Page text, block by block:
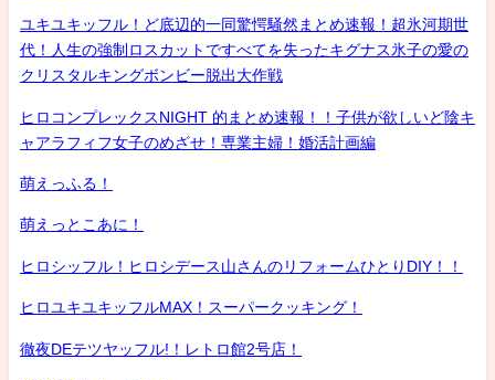
ユキユキッフル！ど底辺的一同驚愕騒然まとめ速報！超氷河期世
代！人生の強制ロスカットですべてを失ったキグナス氷子の愛の
クリスタルキングボンビー脱出大作戦
ヒロコンプレックスNIGHT 的まとめ速報！！子供が欲しいど陰キ
ャアラフィフ女子のめざせ！専業主婦！婚活計画編
萌えっふる！
萌えっとこあに！
ヒロシッフル！ヒロシデース山さんのリフォームひとりDIY！！
ヒロユキユキッフルMAX！スーパークッキング！
徹夜DEテツヤッフル!！レトロ館2号店！